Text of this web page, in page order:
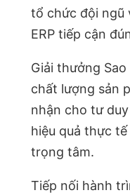
tổ chức đội ngũ
ERP tiếp cận
Giải thưởng
chất lượng sản
nhận cho tư
hiệu quả thực
trọng tâm.
Tiếp nối hành